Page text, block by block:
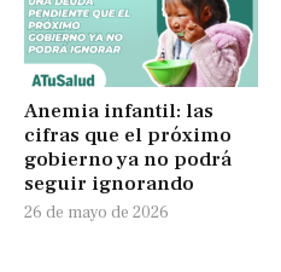
Anemia infantil: las
cifras que el próximo
gobierno ya no podrá
seguir ignorando
26 de mayo de 2026